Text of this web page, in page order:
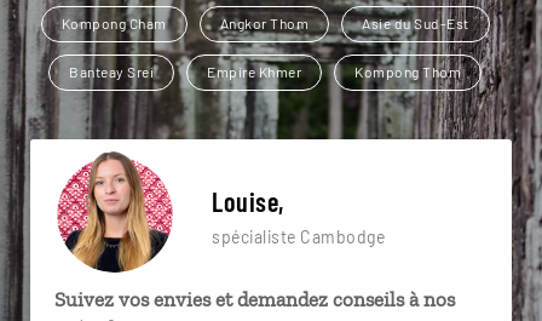
Kompong Cham Angkor Thom Asie du Sud-Est
Banteay Srei Empire Khmer Kompong Thom
Louise,
spécialiste Cambodge
Suivez vos envies et demandez conseils à nos